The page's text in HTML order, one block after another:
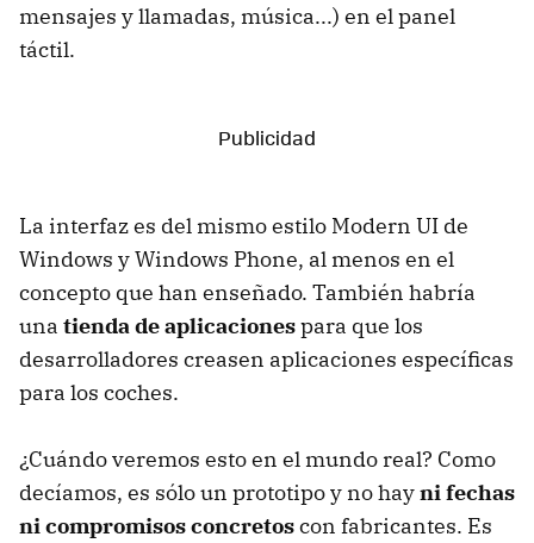
mensajes y llamadas, música...) en el panel
táctil.
La interfaz es del mismo estilo Modern UI de
Windows y Windows Phone, al menos en el
concepto que han enseñado. También habría
una tienda de aplicacionespara que los
desarrolladores creasen aplicaciones específicas
para los coches.
¿Cuándo veremos esto en el mundo real? Como
decíamos, es sólo un prototipo y no hayni fechas
ni compromisos concretoscon fabricantes. Es